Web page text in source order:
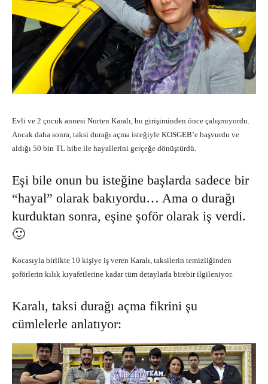
Evli ve 2 çocuk annesi Nurten Karalı, bu girişiminden önce çalışmıyordu.
Ancak daha sonra, taksi durağı açma isteğiyle KOSGEB’e başvurdu ve
aldığı 50 bin TL hibe ile hayallerini gerçeğe dönüştürdü.
Eşi bile onun bu isteğine başlarda sadece bir
“hayal” olarak bakıyordu… Ama o durağı
kurduktan sonra, eşine şoför olarak iş verdi.
🙂
Kocasıyla birlikte 10 kişiye iş veren Karalı, taksilerin temizliğinden
şoförlerin kılık kıyafetlerine kadar tüm detaylarla birebir ilgileniyor.
Karalı, taksi durağı açma fikrini şu
cümlelerle anlatıyor: